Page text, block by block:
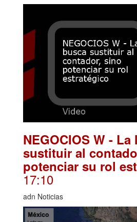
NEGOCIOS W -
sustituir al
potenciar su rol
17:10
adn Noticias